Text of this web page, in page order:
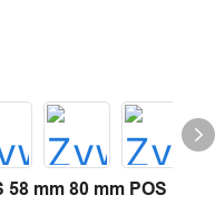
mm 80 mm POS